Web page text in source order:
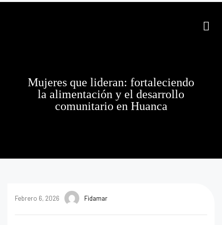
Mujeres que lideran: fortaleciendo
la alimentación y el desarrollo
comunitario en Huanca
Febrero 6, 2026 Fidamar